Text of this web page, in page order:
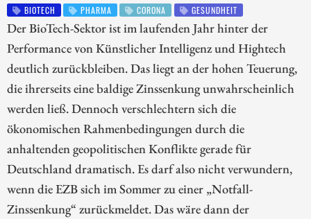
BIOTECH PHARMA CORONA GESUNDHEIT
Der BioTech-Sektor ist im laufenden Jahr hinter der
Performance von Künstlicher Intelligenz und Hightech
deutlich zurückbleiben. Das liegt an der hohen Teuerung,
die ihrerseits eine baldige Zinssenkung unwahrscheinlich
werden ließ. Dennoch verschlechtern sich die
ökonomischen Rahmenbedingungen durch die
anhaltenden geopolitischen Konflikte gerade für
Deutschland dramatisch. Es darf also nicht verwundern,
wenn die EZB sich im Sommer zu einer „Notfall-
Zinssenkung“ zurückmeldet. Das wäre dann der